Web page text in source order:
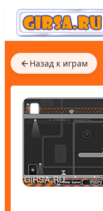
Назад к играм